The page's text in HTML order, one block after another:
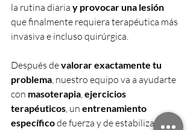
la rutina diaria y provocar una lesión
que finalmente requiera terapéutica más
invasiva e incluso quirúrgica.
Después de valorar exactamente tu
problema, nuestro equipo va a ayudarte
con masoterapia, ejercicios
terapéuticos, un entrenamiento
específico de fuerza y de estabilización